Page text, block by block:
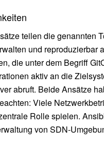
teilen die genannten
und
die unter dem Begriff
aktiv an die
abruft. Beide Ansätze
Viele
Rolle spielen.
von SDN-